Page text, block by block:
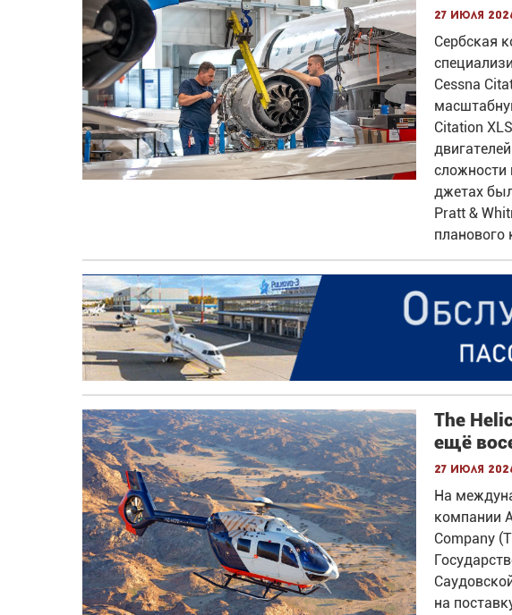
27 июля
Сербская
Cessna
Citation
сложности
джетах
Pratt &
планового
The
ещё
27 июля
На
компании
Company
на